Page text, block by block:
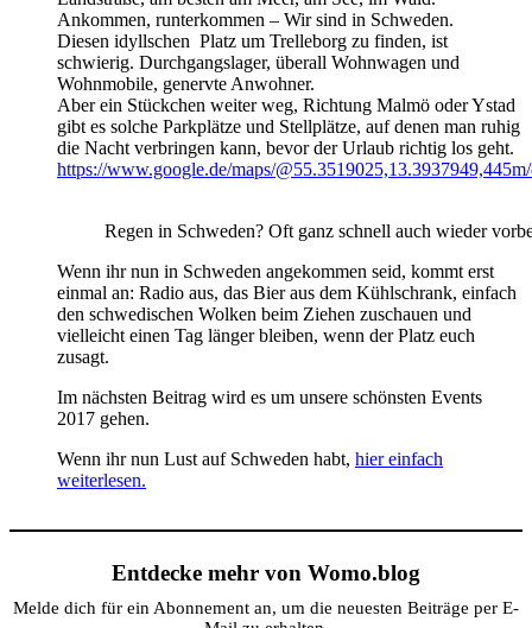
Ankommen, runterkommen – Wir sind in Schweden.
Diesen idyllschen Platz um Trelleborg zu finden, ist
schwierig. Durchgangslager, überall Wohnwagen und
Wohnmobile, genervte Anwohner.
Aber ein Stückchen weiter weg, Richtung Malmö oder Ystad
gibt es solche Parkplätze und Stellplätze, auf denen man ruhig
die Nacht verbringen kann, bevor der Urlaub richtig los geht.
https://www.google.de/maps/
Regen in Schweden? Oft ganz schnell auch wieder
Wenn ihr nun in Schweden angekommen seid, kommt erst
einmal an: Radio aus, das Bier aus dem Kühlschrank, einfach
den schwedischen Wolken beim Ziehen zuschauen und
vielleicht einen Tag länger bleiben, wenn der Platz euch
zusagt.
Im nächsten Beitrag wird es um unsere schönsten Events
2017 gehen.
Wenn ihr nun Lust auf Schweden habt, hier einfach
weiterlesen.
Entdecke mehr von Womo.blog
Melde dich für ein Abonnement an, um die neuesten Beiträge per E-